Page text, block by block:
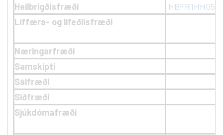
Heilbrigðisfræði
HBFR1HH05
Líffæra- og lífeðlisfræði
Næringarfræði
Samskipti
Sálfræði
Siðfræði
Sjúkdómafræði